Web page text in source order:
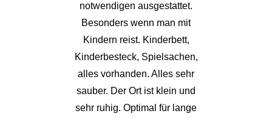
notwendigen ausgestattet.
Besonders wenn man mit
Kindern reist. Kinderbett,
Kinderbesteck, Spielsachen,
alles vorhanden. Alles sehr
sauber. Der Ort ist klein und
sehr ruhig. Optimal für lange